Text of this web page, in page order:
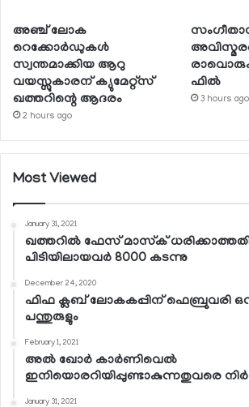
അഞ്ച് ലോക
റെക്കോര്‍ഡുകള്‍
സ്വന്തമാക്കിയ ആറു
വയസ്സുകാരന് ക്യുമേറ്റ്‌സ്
ഖത്തറിന്റെ ആദരം
2 hours ago
ഫില്‍
3 hours ago
Most Viewed
January 31, 2021
ഖത്തറില്‍ ഫേസ് മാസ്‌ക്
പിടിയിലായവര്‍ 8000 കടന്നു
December 24, 2020
ഫിഫ ക്ലബ് ലോകകപ്പിന് ഫെബ്രുവരി
പന്തുരുളും
February 1, 2021
അല്‍ ഖോര്‍ കാര്‍ണിവെല്‍
ഇനിയൊരറിയിപ്പുണ്ടാകുന്നതുവരെ
January 31, 2021